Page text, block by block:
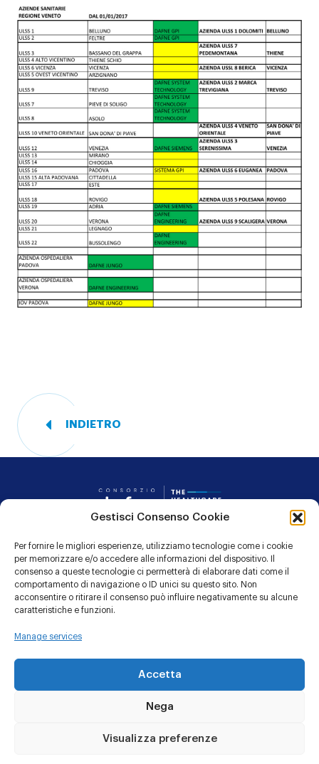
Gestisci Consenso Cookie
Per fornire le migliori esperienze, utilizziamo tecnologie come i cookie
per memorizzare e/o accedere alle informazioni del dispositivo. Il
consenso a queste tecnologie ci permetterà di elaborare dati come il
comportamento di navigazione o ID unici su questo sito. Non
acconsentire o ritirare il consenso può influire negativamente su alcune
caratteristiche e funzioni.
Manage services
Accetta
Nega
Visualizza preferenze
INDIETRO
Consorzio
CONTATTI
PRIVACY POLICY
COOKIE POLICY
Linkedin
© 1991 - 2026 CONSORZIO DAFNE
Studio